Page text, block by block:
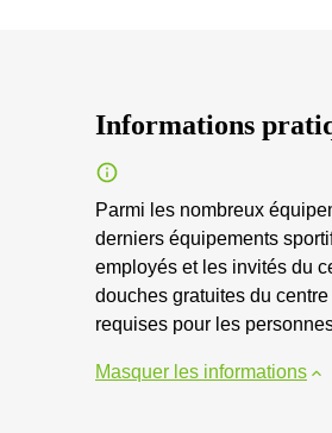
Informations
Parmi les nombreux
derniers équipements
employés et les invités du
douches gratuites du
requises pour les
Masquer les informations